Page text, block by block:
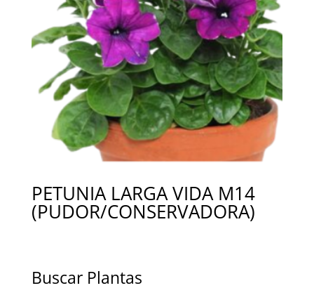
PETUNIA LARGA VIDA M14
(PUDOR/CONSERVADORA)
Buscar Plantas